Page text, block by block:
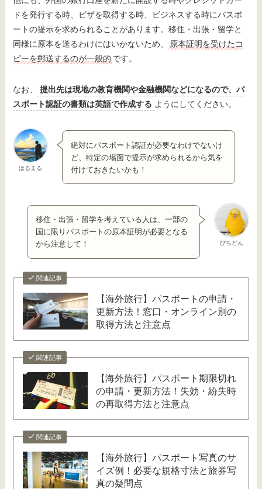
ドを発行する時、ビザを取得する時、ビジネスする時にパスポ
ートの提示を求められることがあります。移住・出張・留学と
同様に原本を送るわけにはいかないため、原本証明を受けたコ
ピーを郵送するのが一般的 です。
なお、
提出先は現地の教育機関や金融機関などになるので、パ
スポート認証の書類は英語で作成する ようにしてください。
はるまる
絶対にパスポート認証が必要なわけでないけ
ど、特定の場面で提示が求められるから気を
付けておきたいかも！
ぴちどん
移住・出張・留学を考えている人は、一部の
国に限りパスポートの原本証明が必要となる
から注意して！
関連記事
【海外旅行】パスポートの申請・
更新方法！窓口・オンライン別の
取得方法と注意点
関連記事
【海外旅行】パスポート期限切れ
の申請・更新方法！失効・紛失時
の再取得方法と注意点
関連記事
【海外旅行】パスポート写真のサ
イズ例！必要な規格寸法と旅券写
真の疑問点